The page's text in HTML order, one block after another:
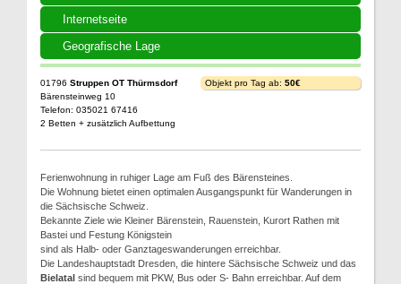
Internetseite
Geografische Lage
01796 Struppen OT Thürmsdorf
Bärensteinweg 10
Telefon: 035021 67416
2 Betten + zusätzlich Aufbettung
Objekt pro Tag ab: 50€
Ferienwohnung in ruhiger Lage am Fuß des Bärensteines.
Die Wohnung bietet einen optimalen Ausgangspunkt für Wanderungen in
die Sächsische Schweiz.
Bekannte Ziele wie Kleiner Bärenstein, Rauenstein, Kurort Rathen mit
Bastei und Festung Königstein
sind als Halb- oder Ganztageswanderungen erreichbar.
Die Landeshauptstadt Dresden, die hintere Sächsische Schweiz und das
Bielatal sind bequem mit PKW, Bus oder S- Bahn erreichbar. Auf dem